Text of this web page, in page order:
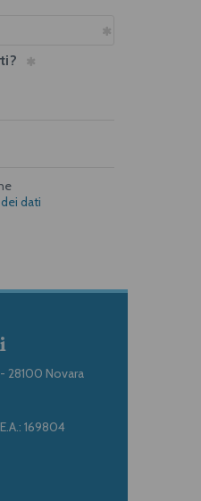
dati
28100 Novara
169804